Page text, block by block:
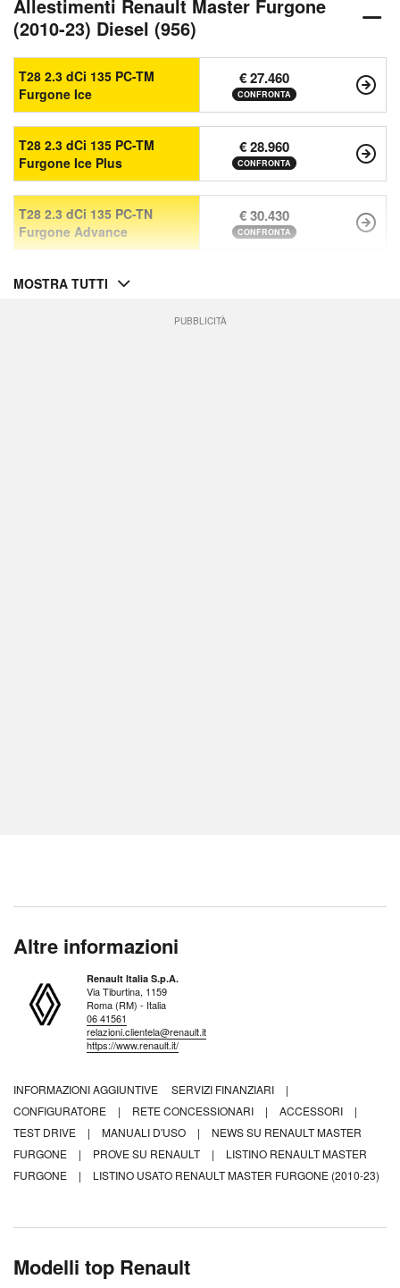
Allestimenti Renault Master Furgone
(2010-23) Diesel (956)
T28 2.3 dCi 135 PC-TM
Furgone Ice
€ 27.460
CONFRONTA
T28 2.3 dCi 135 PC-TM
Furgone Ice Plus
€ 28.960
CONFRONTA
T28 2.3 dCi 135 PC-TN
Furgone Advance
€ 30.430
CONFRONTA
MOSTRA TUTTI
PUBBLICITÀ
Altre informazioni
Renault Italia S.p.A.
Via Tiburtina, 1159
Roma (RM) - Italia
06 41561
relazioni.clientela@renault.it
https://www.renault.it/
INFORMAZIONI AGGIUNTIVE SERVIZI FINANZIARI
|
CONFIGURATORE
| RETE CONCESSIONARI | ACCESSORI
|
TEST DRIVE
| MANUALI D'USO |
NEWS SU RENAULT MASTER
FURGONE
| PROVE SU RENAULT |
LISTINO RENAULT MASTER
FURGONE
| LISTINO USATO RENAULT MASTER FURGONE (2010-23)
Modelli top Renault